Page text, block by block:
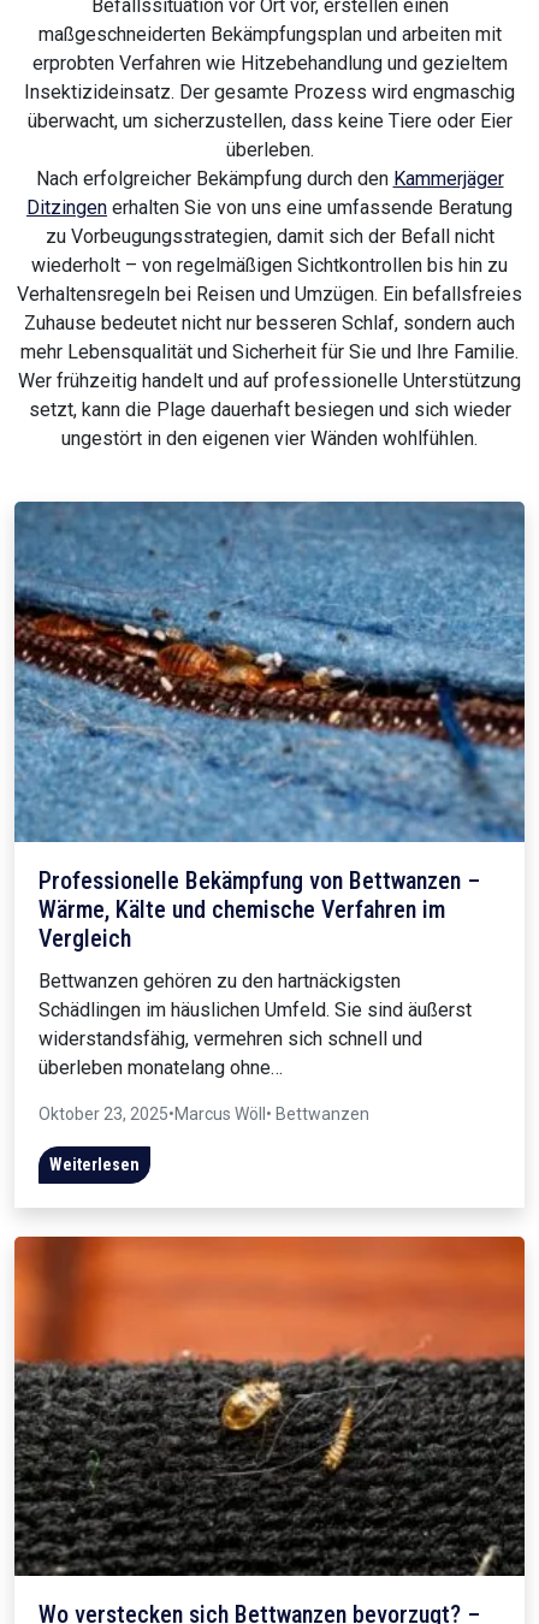
Befallssituation vor Ort vor, erstellen einen
maßgeschneiderten Bekämpfungsplan und arbeiten mit
erprobten Verfahren wie Hitzebehandlung und gezieltem
Insektizideinsatz. Der gesamte Prozess wird engmaschig
überwacht, um sicherzustellen, dass keine Tiere oder Eier
überleben.
Nach erfolgreicher Bekämpfung durch den Kammerjäger
Ditzingen erhalten Sie von uns eine umfassende Beratung
zu Vorbeugungsstrategien, damit sich der Befall nicht
wiederholt – von regelmäßigen Sichtkontrollen bis hin zu
Verhaltensregeln bei Reisen und Umzügen. Ein befallsfreies
Zuhause bedeutet nicht nur besseren Schlaf, sondern auch
mehr Lebensqualität und Sicherheit für Sie und Ihre Familie.
Wer frühzeitig handelt und auf professionelle Unterstützung
setzt, kann die Plage dauerhaft besiegen und sich wieder
ungestört in den eigenen vier Wänden wohlfühlen.
Professionelle Bekämpfung von Bettwanzen –
Wärme, Kälte und chemische Verfahren im
Vergleich
Bettwanzen gehören zu den hartnäckigsten
Schädlingen im häuslichen Umfeld. Sie sind äußerst
widerstandsfähig, vermehren sich schnell und
überleben monatelang ohne…
Oktober 23, 2025•Marcus Wöll • Bettwanzen
Weiterlesen
Wo verstecken sich Bettwanzen bevorzugt? –